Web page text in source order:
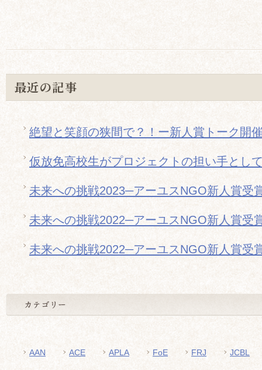
最近の記事
絶望と笑顔の狭間で？！ー新人賞トーク開
仮放免高校生がプロジェクトの担い手とし
未来への挑戦2023─アーユスNGO新人賞受
未来への挑戦2022─アーユスNGO新人賞受
未来への挑戦2022─アーユスNGO新人賞受
AAN ACE APLA FoE FRJ JCBL